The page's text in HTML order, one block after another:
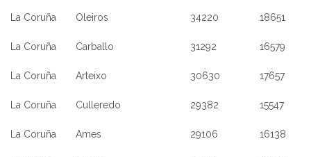
La Coruña Oleiros 34220 18651
La Coruña Carballo 31292 16579
La Coruña Arteixo 30630 17657
La Coruña Culleredo 29382 15547
La Coruña Ames 29106 16138